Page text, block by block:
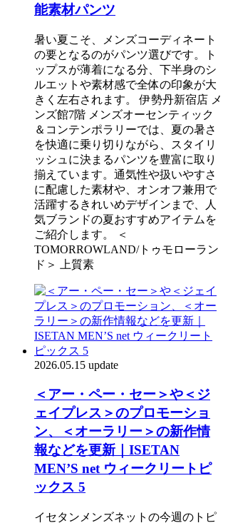
能素材パンツ
暑い夏こそ、メンズコーディネート
の要となるのがパンツ選びです。ト
ップスが薄着になる分、下半身のシ
ルエットや素材感で全体の印象が大
きく左右されます。 伊勢丹新宿店 メ
ンズ館7階 メンズオーセンティック
＆コンテンポラリーでは、夏の暑さ
を快適に乗り切りながら、スタイリ
ッシュに決まるパンツを豊富に取り
揃えています。通気性や扱いやすさ
に配慮した素材や、オンオフ兼用で
活躍するきれいめデザインまで、人
気ブランドの夏おすすめアイテムを
ご紹介します。 ＜
TOMORROWLAND/トゥモローラン
ド＞ 上質素
2026.05.15 update
＜アー・ペー・セー＞や＜ジ
ェイプレス＞のプロモーショ
ン、＜オーラリー＞の新作情
報などを更新｜ISETAN
MEN’S net ウィークリートピ
ックス 5
イセタンメンズネットの今週のトピ